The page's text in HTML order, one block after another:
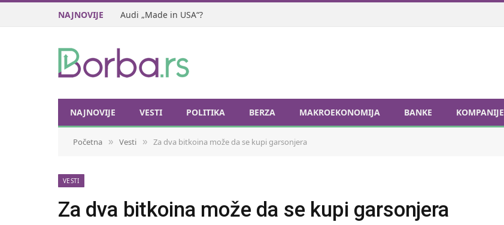
NAJNOVIJE Audi „Made in USA“?
NAJNOVIJE VESTI POLITIKA BERZA MAKROEKONOMIJA BANKE KOMPANIJE
Početna » Vesti » Za dva bitkoina može da se kupi garsonjera
VESTI
Za dva bitkoina može da se kupi garsonjera